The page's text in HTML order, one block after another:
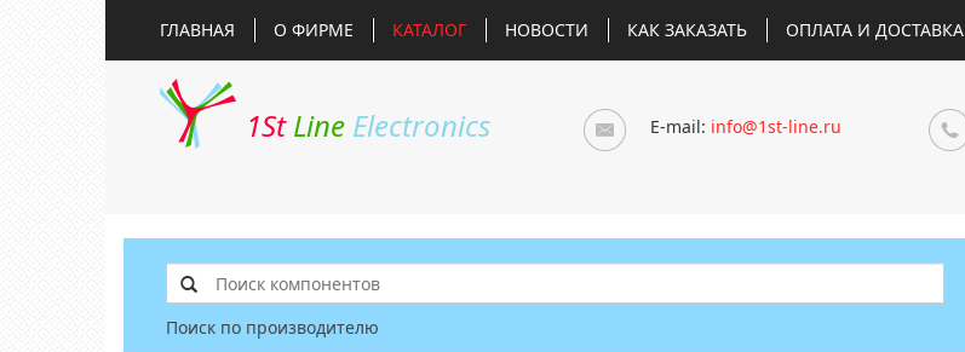
ГЛАВНАЯ О ФИРМЕ КАТАЛОГ НОВОСТИ КАК ЗАКАЗАТЬ ОПЛАТА И ДОСТАВКА
1St Line Electronics E-mail: info@1st-line.ru
Поиск по производителю